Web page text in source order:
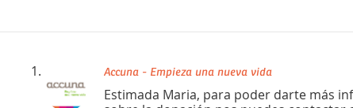
Accuna - Empieza una nueva vida
Estimada Maria, para poder darte más